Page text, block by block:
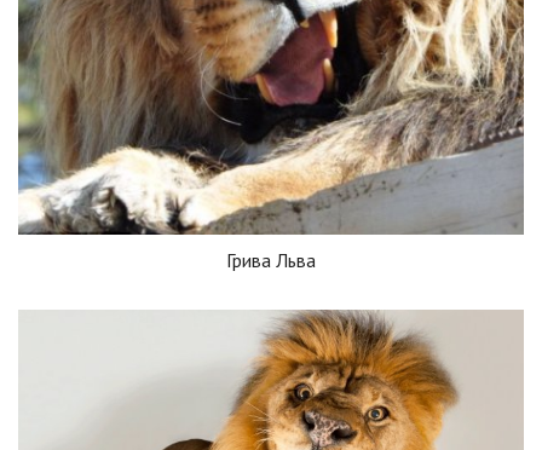
Грива Льва